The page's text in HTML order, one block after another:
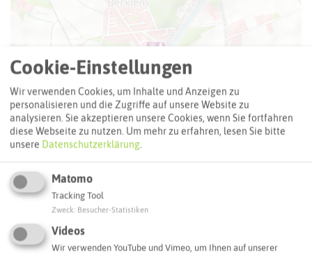
Cookie-Einstellungen
Wir verwenden Cookies, um Inhalte und Anzeigen zu
personalisieren und die Zugriffe auf unsere Website zu
analysieren. Sie akzeptieren unsere Cookies, wenn Sie fortfahren
diese Webseite zu nutzen. Um mehr zu erfahren, lesen Sie bitte
unsere Datenschutzerklärung.
Matomo
Tracking Tool
Zweck Besucher-Statistiken
Videos
Wir verwenden YouTube und Vimeo, um Ihnen auf unserer